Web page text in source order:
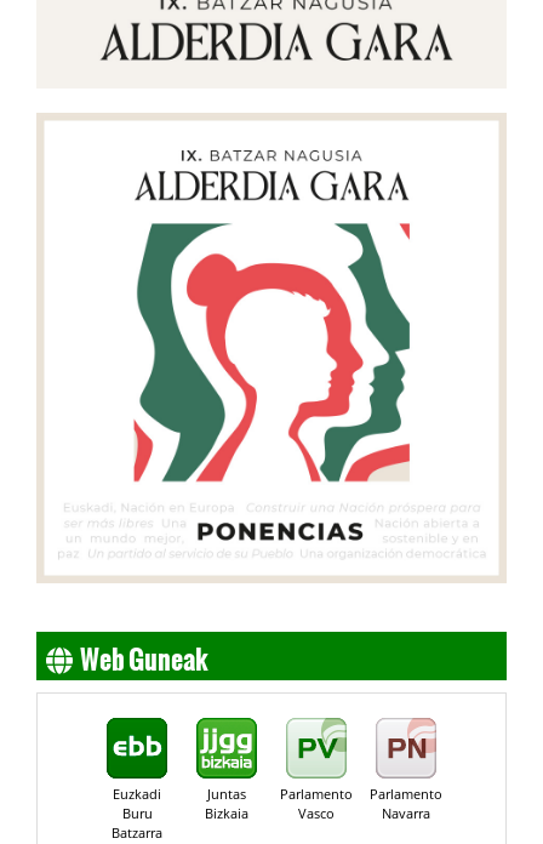
Web Guneak
Euzkadi
Buru
Batzarra
Juntas
Bizkaia
Parlamento
Vasco
Parlamento
Navarra